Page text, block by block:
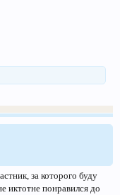
за которого буду
иктотне понравился до